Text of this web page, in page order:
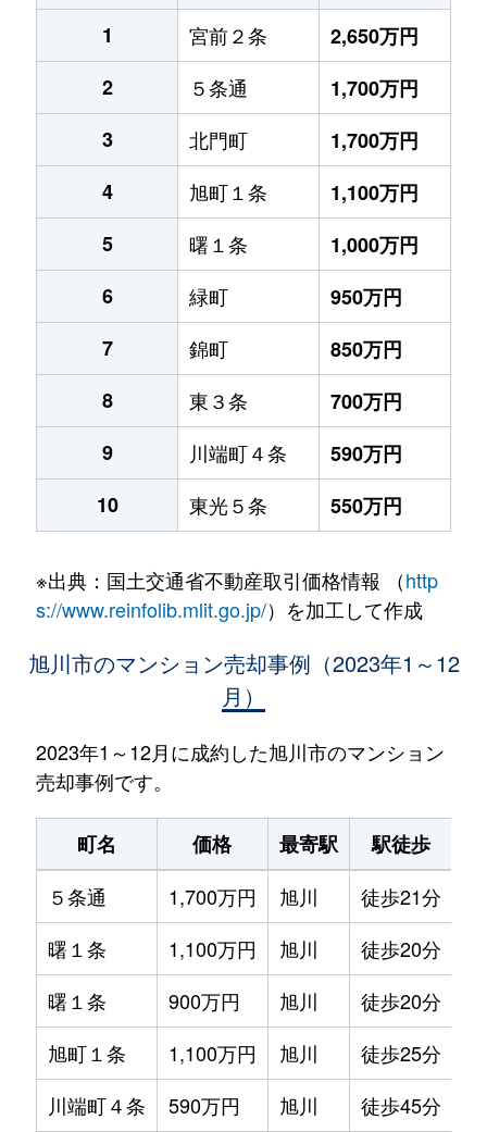
1
宮前２条
2,650万円
2
５条通
1,700万円
3
北門町
1,700万円
4
旭町１条
1,100万円
5
曙１条
1,000万円
6
緑町
950万円
7
錦町
850万円
8
東３条
700万円
9
川端町４条
590万円
10
東光５条 550万円
※出典：国土交通省不動産取引価格情報 （http
s://www.reinfolib.mlit.go.jp/）を加工して作成
旭川市のマンション売却事例（2023年1～12
月）
2023年1～12月に成約した旭川市のマンション
売却事例です。
町名 価格 最寄駅 駅徒歩
５条通
1,700万円 旭川 徒歩21分
曙１条
1,100万円 旭川 徒歩20分
曙１条
900万円 旭川 徒歩20分
旭町１条
1,100万円 旭川 徒歩25分
川端町４条
590万円 旭川 徒歩45分